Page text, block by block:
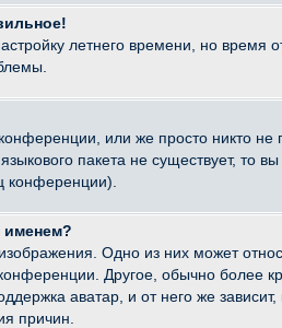
летнего времени, но
или же просто никто
пакета не существует,
конференции).
именем?
Одно из них может
Другое, обычно более
аватар, и от него же
причин.